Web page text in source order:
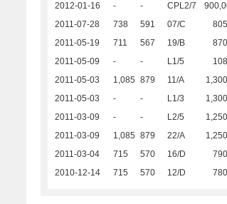
2012-01-16
- - CPL2/7
2011-07-28
738 591 07/C
2011-05-19
711 567 19/B
2011-05-09
- - L1/5
2011-05-03
1,085 879 11/A
2011-05-03
- - L1/3
2011-03-09
- - L2/5
2011-03-09
1,085 879 22/A
2011-03-04
715 570 16/D
2010-12-14
715 570 12/D